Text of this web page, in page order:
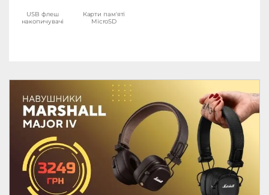
USB флеш
накопичувачі
Карти пам'яті
MicroSD